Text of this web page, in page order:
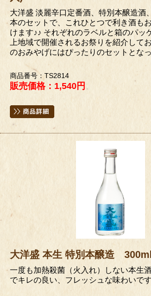
大洋盛 淡麗辛口定番酒、特別本醸造酒
本のセットで、これひとつで利き酒も
けます♪♪ それぞれのラベルと箱のパッ
上地域で開催されるお祭りを紹介して
のおみやげにはぴったりのセットとな
商品番号：TS2814
販売価格：1,540円
大洋盛 本生 特別本醸造 300ml
一度も加熱殺菌（火入れ）しない本生
でキレの良い、フレッシュな味わいです